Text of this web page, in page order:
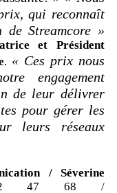
qui reconnaît
Streamcore »
et Président
. « Ces prix nous
engagement
de leur délivrer
pour gérer les
leurs réseaux
/ Séverine
47 68 /